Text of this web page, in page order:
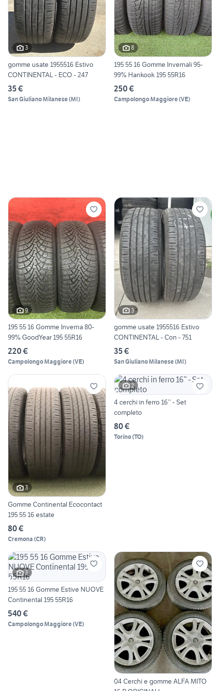
3
gomme usate 1955516 Estivo
CONTINENTAL - ECO - 247
35 €
San Giuliano Milanese(MI)
8
195 55 16 Gomme Invernali 95-
99% Hankook 195 55R16
250 €
Campolongo Maggiore(VE)
9
195 55 16 Gomme Inverna 80-
99% GoodYear 195 55R16
220 €
Campolongo Maggiore(VE)
3
gomme usate 1955516 Estivo
CONTINENTAL - Con - 751
35 €
San Giuliano Milanese(MI)
3
Gomme Continental Ecocontact
195 55 16 estate
80 €
Cremona (CR)
2
4 cerchi in ferro 16’’ - Set
completo
80 €
Torino(TO)
3
195 55 16 Gomme Estive NUOVE
Continental 195 55R16
540 €
Campolongo Maggiore(VE)
04 Cerchi e gomme ALFA MITO